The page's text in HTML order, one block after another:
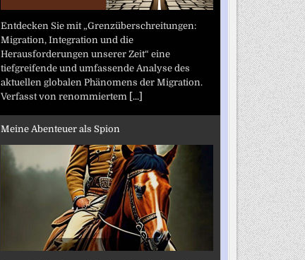
Entdecken Sie mit „Grenzüberschreitungen:
Migration, Integration und die
Herausforderungen unserer Zeit“ eine
tiefgreifende und umfassende Analyse des
aktuellen globalen Phänomens der Migration.
Verfasst von renommiertem [...]
Meine Abenteuer als Spion